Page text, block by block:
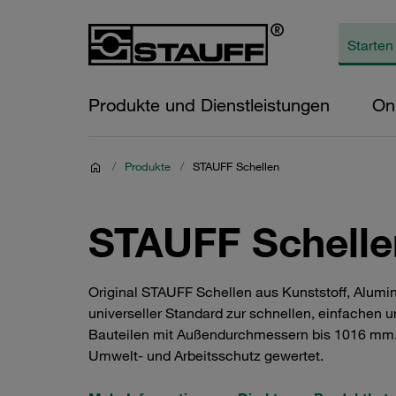
Produkte und Dienstleistungen
/ Produkte / STAUFF Schellen
STAUFF
Original STAUFF Schellen aus Kunststoff,
universeller Standard zur schnellen, einfachen
Bauteilen mit Außendurchmessern bis 1016
Umwelt- und Arbeitsschutz gewertet.